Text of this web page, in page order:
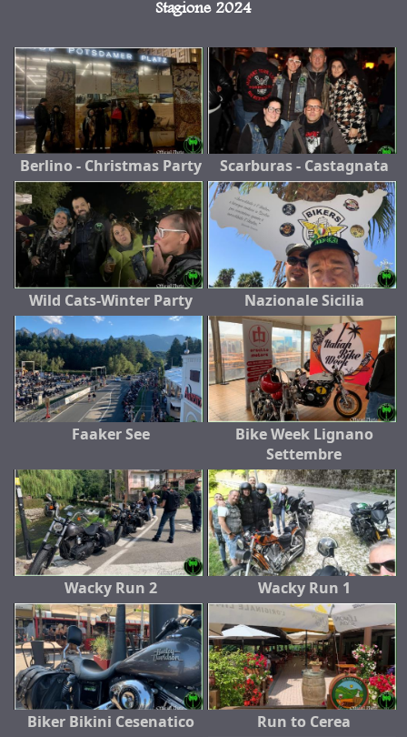
Stagione 2024
Berlino - Christmas Party Scarburas - Castagnata
Wild Cats-Winter Party Nazionale Sicilia
Faaker See
Bike Week Lignano
Settembre
Wacky Run 2 Wacky Run 1
Biker Bikini Cesenatico Run to Cerea